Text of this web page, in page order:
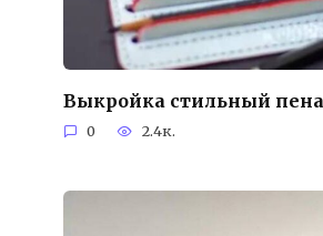
Выкройка стильный
0 2.4к.